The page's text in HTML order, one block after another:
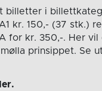
billetter i
kr. 150,- (37 stk.)
for kr. 350,-. Her
prinsippet. Se